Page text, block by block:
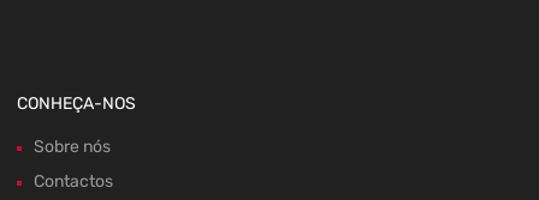
CONHEÇA-NOS
Sobre nós
Contactos